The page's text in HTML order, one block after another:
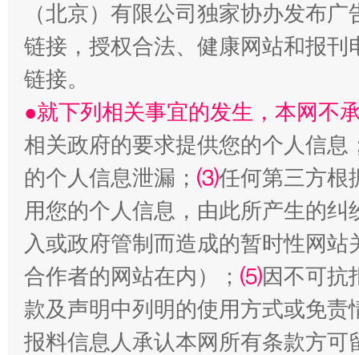
生
揭批美国五大"原罪" "炒
（北京）有限公司独家协办发布
链接，授权合法、健康网站和报
链接。
●就下列相关事宜的发生，本网不
相关政府的要求提供您的个人信息
的个人信息泄漏； ⑶任何第三方根
用您的个人信息，由此所产生的纠
入或政府管制而造成的暂时性网
合作者的网站在内）； ⑸因不可抗
款及声明中列明的使用方式或免责
报料信息人承认本网所有条款方